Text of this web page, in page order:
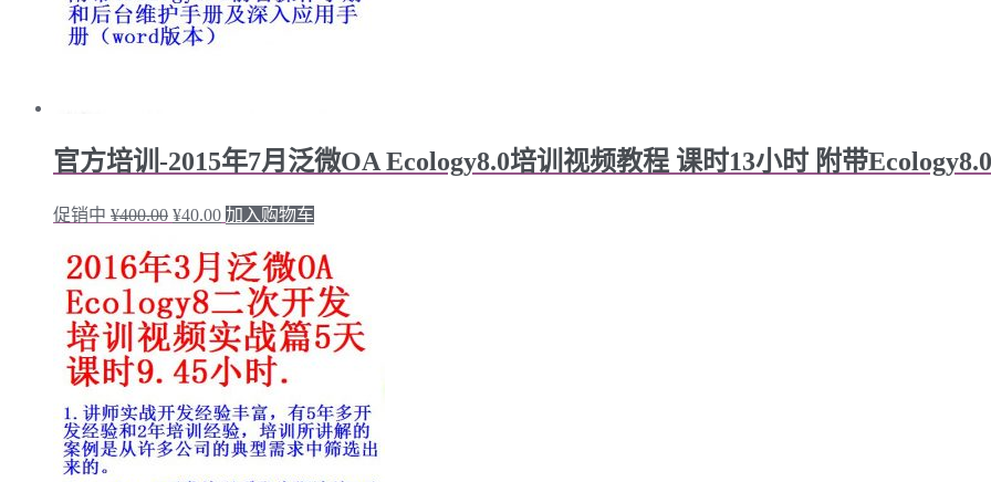
官方培训-2015年7月泛微OA Ecology8.0培训视频教程 课时13小时 附带
促销中 ¥400.00 ¥40.00 加入购物车